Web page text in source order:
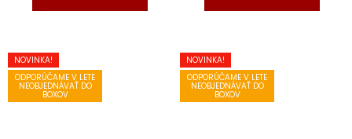
NOVINKA!
ODPORÚČAME V LETE
NEOBJEDNÁVAŤ DO
BOXOV
NOVINKA!
ODPORÚČAME V LETE
NEOBJEDNÁVAŤ DO
BOXOV